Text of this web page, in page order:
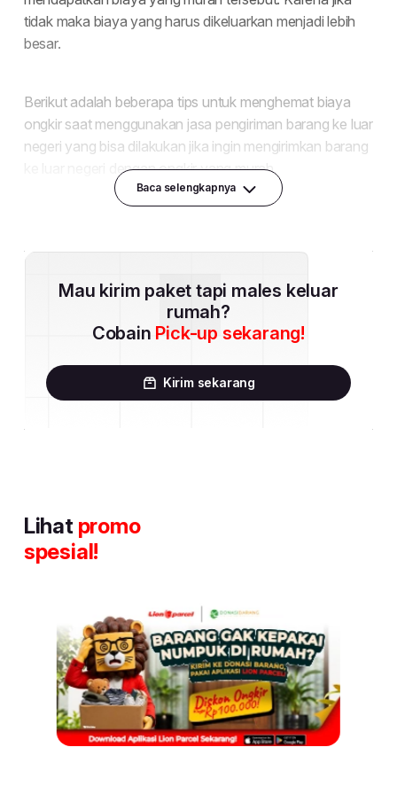
Baca selengkapnya
Mau kirim paket tapi males keluar
rumah?
Cobain Pick-up sekarang!
Kirim sekarang
Lihat promo
spesial!